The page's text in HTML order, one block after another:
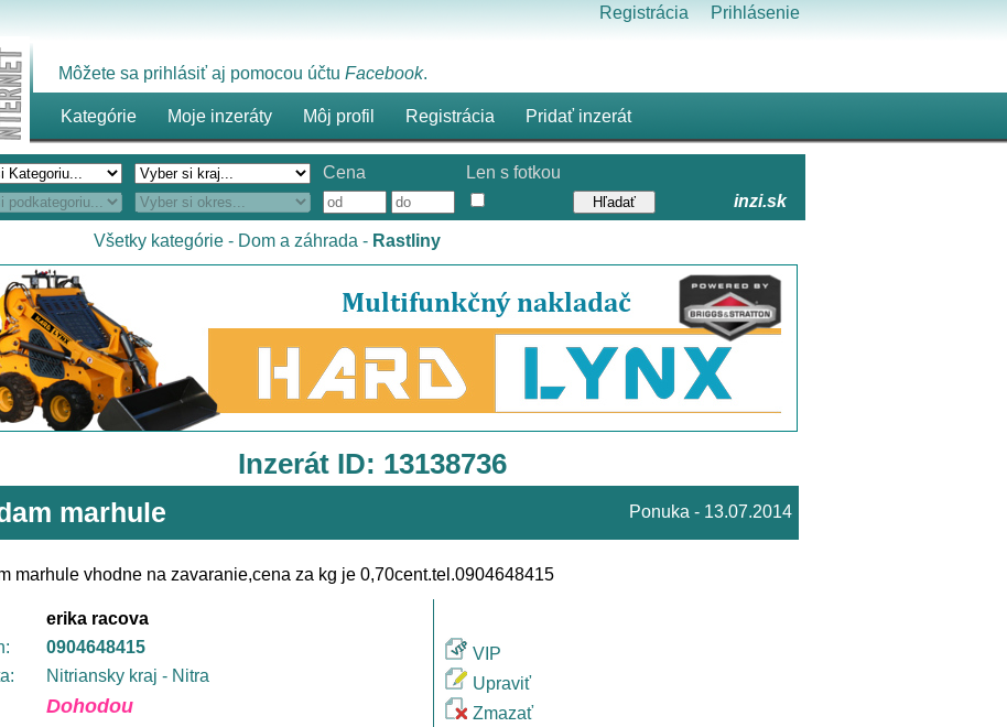
Registrácia Prihlásenie
Môžete sa prihlásiť aj pomocou účtu Facebook.
Kategórie Moje inzeráty Môj profil Registrácia Pridať inzerát
Cena
Len s fotkou
inzi.sk
Všetky kategórie- Dom a záhrada - Rastliny
Inzerát ID: 13138736
marhule
Ponuka - 13.07.2014
marhule vhodne na zavaranie,cena za kg je 0,70cent.tel.0904648415
erika racova
0904648415
Nitriansky kraj - Nitra
Dohodou
VIP
Upraviť
Zmazať